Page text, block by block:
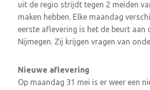
uit de regio strijdt tegen 2 meiden
maken hebben. Elke maandag
eerste aflevering is het de beurt aan
Nijmegen. Zij krijgen vragen van
Nieuwe aflevering
Op maandag 31 mei is er weer een